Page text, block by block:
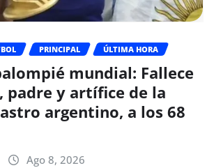
PRINCIPAL ÚLTIMA HORA
mundial: Fallece
padre y artífice de la
argentino, a los 68
Ago 8, 2026